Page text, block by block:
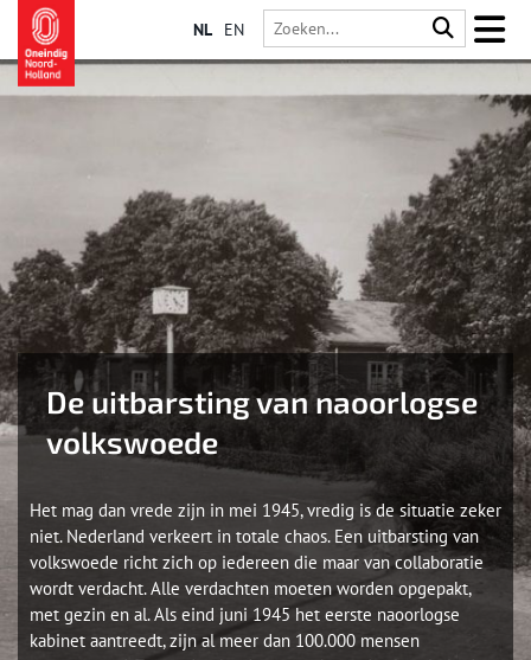
NL EN
De uitbarsting van naoorlogse
volkswoede
Het mag dan vrede zijn in mei 1945, vredig is de situatie zeker
niet. Nederland verkeert in totale chaos. Een uitbarsting van
volkswoede richt zich op iedereen die maar van collaboratie
wordt verdacht. Alle verdachten moeten worden opgepakt,
met gezin en al. Als eind juni 1945 het eerste naoorlogse
kabinet aantreedt, zijn al meer dan 100.000 mensen